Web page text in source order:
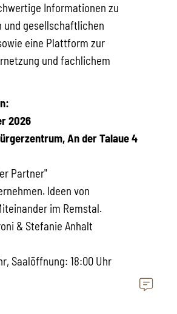
Informationen zu
gesellschaftlichen
eine Plattform zur
und fachlichem
2026
An der Talaue 4
Partner"
Ideen von
im Remstal.
& Stefanie Anhalt
Saalöffnung: 18:00 Uhr